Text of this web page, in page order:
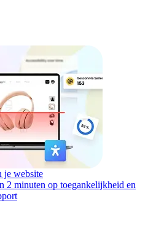
je website
2 minuten op toegankelijkheid en